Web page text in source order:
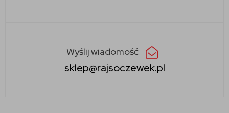
Wyślij wiadomość
sklep@rajsoczewek.pl